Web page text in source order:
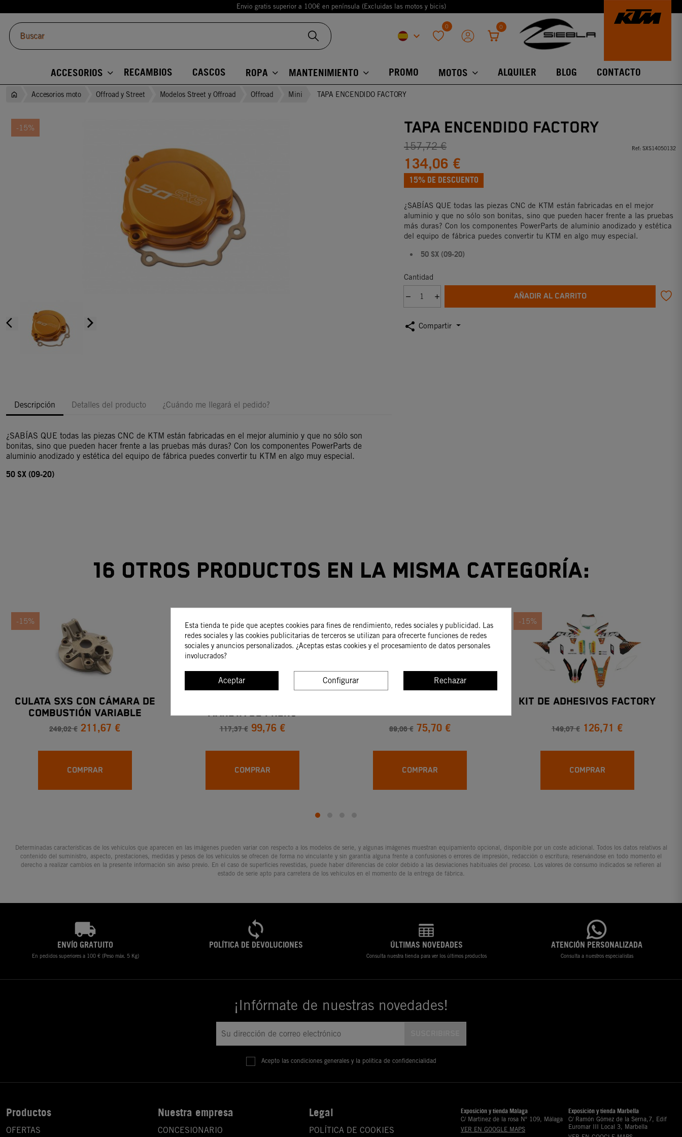
Envio gratis superior a 100€ en península (Excluidas las motos y bicis)
keyboard_arrow_down
0 0
ACCESORIOS RECAMBIOS CASCOS ROPA MANTENIMIENTO PROMO MOTOS ALQUILER BLOG CONTACTO
Accesorios moto Offroad y Street Modelos Street y Offroad Offroad Mini TAPA ENCENDIDO FACTORY
-15%
arrow_back_ios arrow_forward_ios
Descripción Detalles del producto ¿Cuándo me llegará el pedido?
¿SABÍAS QUE todas las piezas CNC de KTM están fabricadas en el mejor aluminio y que no sólo son
bonitas, sino que pueden hacer frente a las pruebas más duras? Con los componentes PowerParts de
aluminio anodizado y estética del equipo de fábrica puedes convertir tu KTM en algo muy especial.
50 SX (09-20)
TAPA ENCENDIDO FACTORY
157,72 €
134,06 €
15% DE DESCUENTO
Ref: SXS14050132
¿SABÍAS QUE todas las piezas CNC de KTM están fabricadas en el mejor
aluminio y que no sólo son bonitas, sino que pueden hacer frente a las pruebas
más duras? Con los componentes PowerParts de aluminio anodizado y estética
del equipo de fábrica puedes convertir tu KTM en algo muy especial.
50 SX (09-20)
Cantidad
AÑADIR AL CARRITO
share Compartir
16 otros productos en la misma categoría:
-15%
CULATA SXS CON CÁMARA DE
COMBUSTIÓN VARIABLE
249,02 € 211,67 €
COMPRAR
-15%
Maneta De Freno
117,37 € 99,76 €
COMPRAR
-15%
89,06 € 75,70 €
COMPRAR
-15%
KIT DE ADHESIVOS FACTORY
149,07 € 126,71 €
COMPRAR
Determinadas características de los vehículos que aparecen en las imágenes pueden variar con respecto a los modelos de serie, y algunas imágenes muestran equipamiento opcional, disponible por un coste adicional. Todos los datos relativos al
contenido del suministro, aspecto, prestaciones, medidas y pesos de los vehículos se ofrecen de forma no vinculante y sin garantía alguna frente a confusiones o errores de impresión, redacción o escritura; reservándose en todo momento el
derecho a realizar cambios en la presente información sin aviso previo. En el caso de superficies revestidas, puede haber diferencias de color debido a las desviaciones habituales del proceso. Los valores de consumo indicados se refieren al
estado de serie apto para carretera de los vehículos en el momento de la entrega de fábrica.
ENVÍO GRATUITO
En pedidos superiores a 100 € (Peso máx. 5 Kg)
POLÍTICA DE DEVOLUCIONES ÚLTIMAS NOVEDADES
Consulta nuestra tienda para ver los últimos productos
ATENCIÓN PERSONALIZADA
Consulta a nuestros especialistas
¡Infórmate de nuestras novedades!
Acepto las condiciones generales y la política de confidencialidad
Productos
OFERTAS
Nuestra empresa
CONCESIONARIO
Legal
POLÍTICA DE COOKIES
Exposición y tienda Málaga
C/ Martinez de la rosa Nº 109, Málaga
VER EN GOOGLE MAPS
Exposición y tienda Marbella
C/ Ramón Gómez de la Serna,7, Edif
Euromar III Local 3, Marbella
Esta tienda te pide que aceptes cookies para fines de rendimiento, redes sociales y publicidad. Las
redes sociales y las cookies publicitarias de terceros se utilizan para ofrecerte funciones de redes
sociales y anuncios personalizados. ¿Aceptas estas cookies y el procesamiento de datos personales
involucrados?
Aceptar Configurar Rechazar